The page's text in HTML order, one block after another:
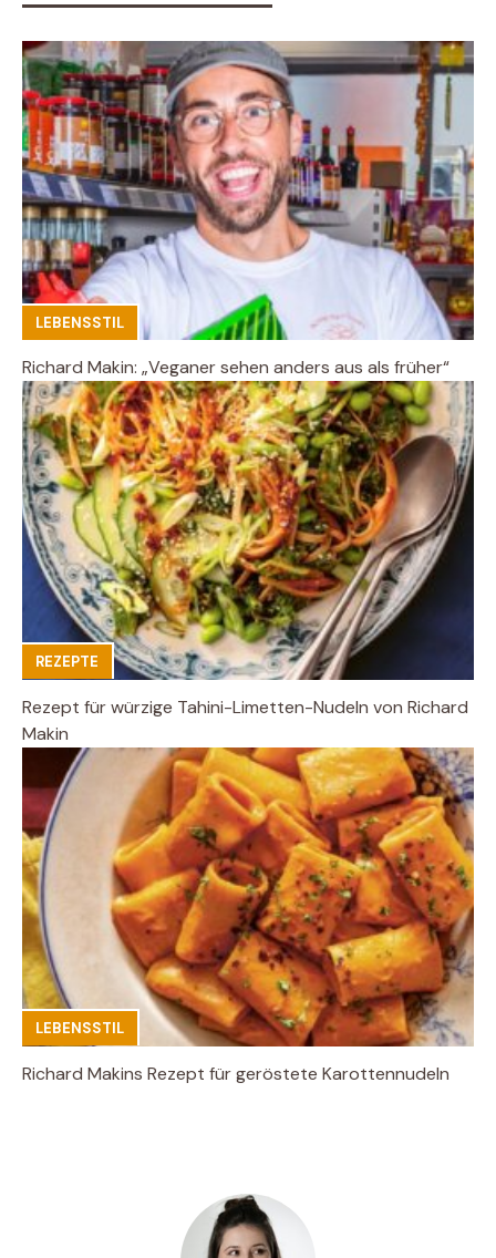
LEBENSSTIL
Richard Makin: „Veganer sehen anders aus als früher“
REZEPTE
Rezept für würzige Tahini-Limetten-Nudeln von Richard
Makin
LEBENSSTIL
Richard Makins Rezept für geröstete Karottennudeln